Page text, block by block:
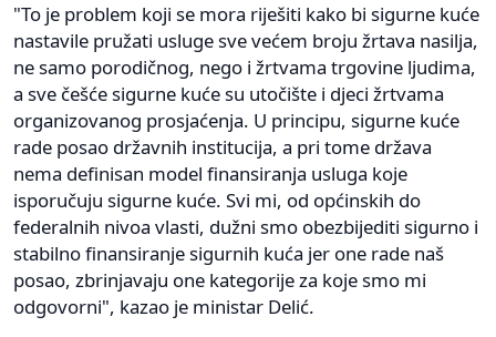
"To je problem koji se mora riješiti kako bi sigurne kuće
nastavile pružati usluge sve većem broju žrtava nasilja,
ne samo porodičnog, nego i žrtvama trgovine ljudima,
a sve češće sigurne kuće su utočište i djeci žrtvama
organizovanog prosjaćenja. U principu, sigurne kuće
rade posao državnih institucija, a pri tome država
nema definisan model finansiranja usluga koje
isporučuju sigurne kuće. Svi mi, od općinskih do
federalnih nivoa vlasti, dužni smo obezbijediti sigurno i
stabilno finansiranje sigurnih kuća jer one rade naš
posao, zbrinjavaju one kategorije za koje smo mi
odgovorni", kazao je ministar Delić.